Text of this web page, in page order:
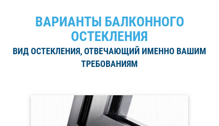
ВАРИАНТЫ БАЛКОННОГО
ОСТЕКЛЕНИЯ
ВИД ОСТЕКЛЕНИЯ, ОТВЕЧАЮЩИЙ ИМЕННО ВАШИМ
ТРЕБОВАНИЯМ